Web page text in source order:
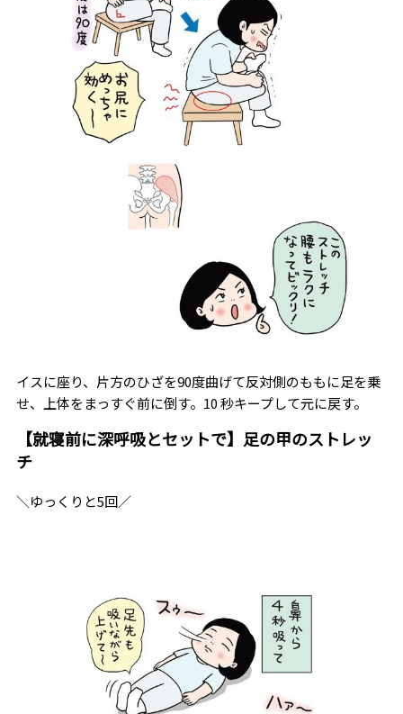
イスに座り、片方のひざを90度曲げて反対側のももに足を乗
せ、上体をまっすぐ前に倒す。10 秒キープして元に戻す。
【就寝前に深呼吸とセットで】足の甲のストレッ
チ
＼ゆっくりと5回／